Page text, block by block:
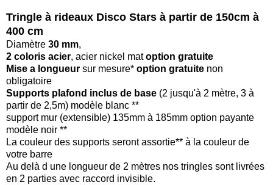
Tringle à rideaux Disco Stars à partir de 150cm à
400 cm
Diamètre 30 mm,
2 coloris acier, acier nickel matoption gratuite
Mise a longueur sur mesure* option gratuite non
obligatoire
Supports plafond inclus de base (2 jusqu'à 2 mètre, 3 à
partir de 2,5m) modèle blanc **
support mur (extensible) 135mm à 185mm option payante
modèle noir **
La couleur des supports seront assortie** à la couleur de
votre barre
​Au delà d une longueur de 2 mètres nos tringles sont livrées
en 2 parties avec raccord invisible.